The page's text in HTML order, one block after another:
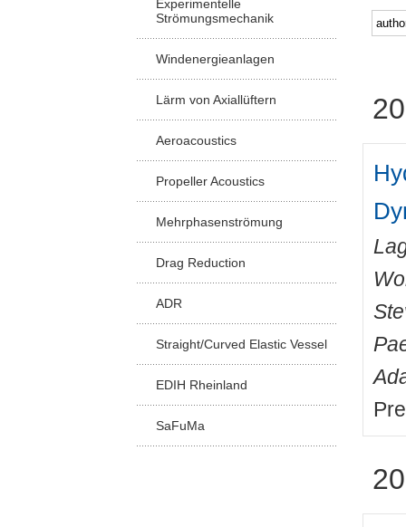
Experimentelle
Strömungsmechanik
Windenergieanlagen
Lärm von Axiallüftern
Aeroacoustics
Propeller Acoustics
Mehrphasenströmung
Drag Reduction
ADR
Straight/Curved Elastic Vessel
EDIH Rheinland
SaFuMa